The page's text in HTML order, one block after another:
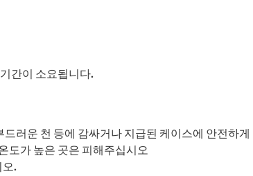
간이 소요됩니다.
러운 천 등에 감싸거나 지급된 케이스에 안전하
도가 높은 곳은 피해주십시오
오.